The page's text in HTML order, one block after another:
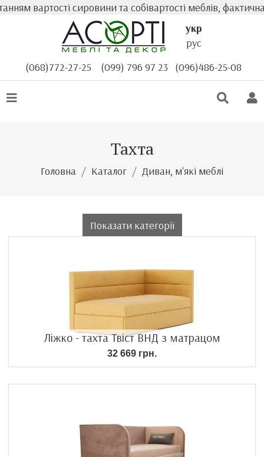
сировини та собівартості меблів, фактична
укр
рус
(068)772-27-25
(099) 796 97 23 (096)486-25-08
Тахта
Головна Каталог Диван, м'які меблі
Показати категорії
Ліжко - тахта Твіст ВНД з матрацом
32 669 грн.